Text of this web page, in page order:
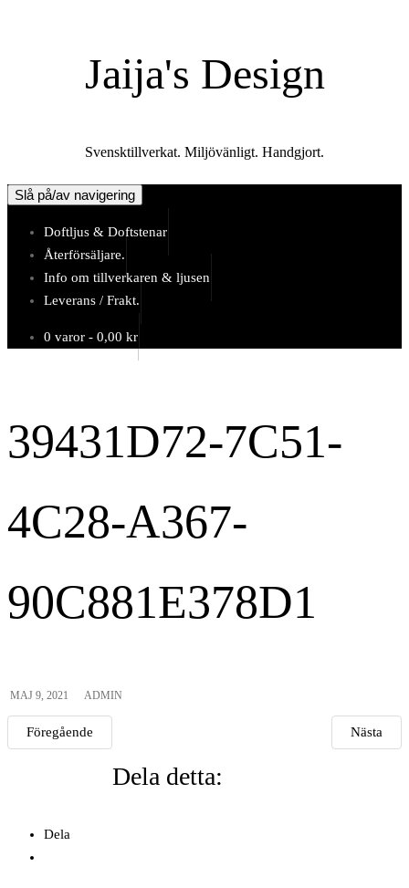
Jaija's Design
Svensktillverkat. Miljövänligt. Handgjort.
Slå på/av navigering
Doftljus & Doftstenar
Återförsäljare.
Info om tillverkaren & ljusen
Leverans / Frakt.
0 varor - 0,00 kr
39431D72-7C51-
4C28-A367-
90C881E378D1
MAJ 9, 2021 ADMIN
Föregående Nästa
Dela detta:
Dela